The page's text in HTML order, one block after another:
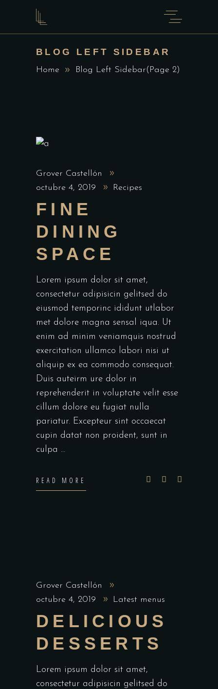
BLOG LEFT SIDEBAR
Home Blog Left Sidebar(Page 2)
Grover Castellón
octubre 4, 2019
Recipes
FINE
DINING
SPACE
Lorem ipsum dolor sit amet,
consectetur adipisicin gelitsed do
eiusmod temporinc ididunt utlabor
met dolore magna sensal iqua. Ut
enim ad minim veniamquis nostrud
exercitation ullamco labori nisi ut
aliquip ex ea commodo consequat.
Duis auteirm ure dolor in
reprehenderit in voluptate velit esse
cillum dolore eu fugiat nulla
pariatur. Excepteur sint occaecat
cupin datat non proident, sunt in
culpa
READ MORE
Grover Castellón
octubre 4, 2019
Latest menus
DELICIOUS
DESSERTS
Lorem ipsum dolor sit amet,
consectetur adipisicin gelitsed do